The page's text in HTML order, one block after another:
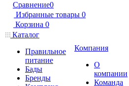
Сравнение0
Избранные товары 0
Корзина 0
Каталог
Правильное
питание
Бады
Бренды
Компания
О
компании
Команда